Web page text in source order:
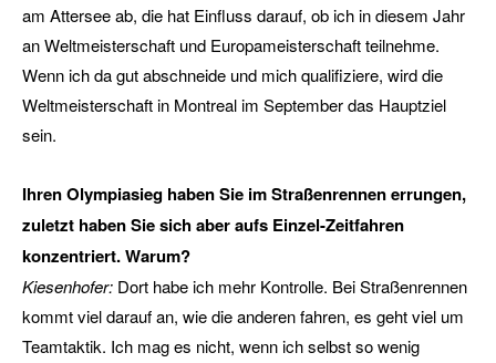
am Attersee ab, die hat Einfluss darauf, ob ich in diesem Jahr
an Weltmeisterschaft und Europameisterschaft teilnehme.
Wenn ich da gut abschneide und mich qualifiziere, wird die
Weltmeisterschaft in Montreal im September das Hauptziel
sein.
Ihren Olympiasieg haben Sie im Straßenrennen errungen,
zuletzt haben Sie sich aber aufs Einzel-Zeitfahren
konzentriert. Warum?
Kiesenhofer: Dort habe ich mehr Kontrolle. Bei Straßenrennen
kommt viel darauf an, wie die anderen fahren, es geht viel um
Teamtaktik. Ich mag es nicht, wenn ich selbst so wenig